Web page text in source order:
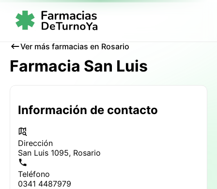
Ver más farmacias en Rosario
Farmacia San Luis
Información de contacto
Dirección
San Luis 1095, Rosario
Teléfono
0341 4487979